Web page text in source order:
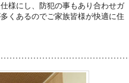
様にし、防犯の事もあり合わせガ
くあるのでご家族皆様が快適に住